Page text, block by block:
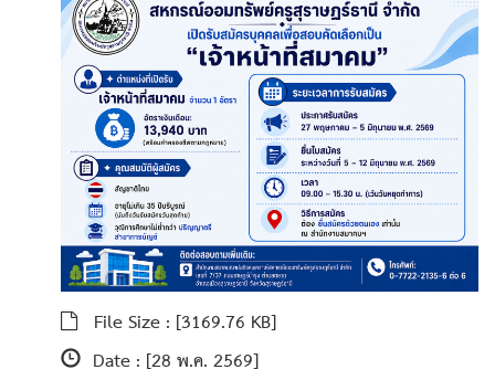
File Size : [3169.76 KB]
Date : [28 พ.ค. 2569]